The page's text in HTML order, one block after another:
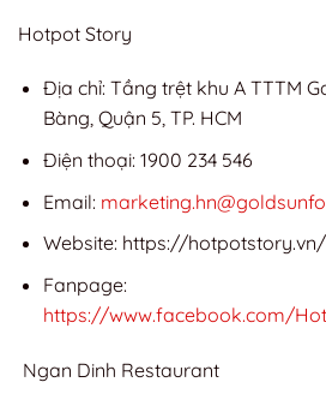
Hotpot Story
Địa chỉ: Tầng trệt khu A TTTM
Bàng, Quận 5, TP. HCM
Điện thoại: 1900 234 546
Email:
Website: https://hotpotstory.vn/
Fanpage:
https://www.facebook.com/
Ngan Dinh Restaurant